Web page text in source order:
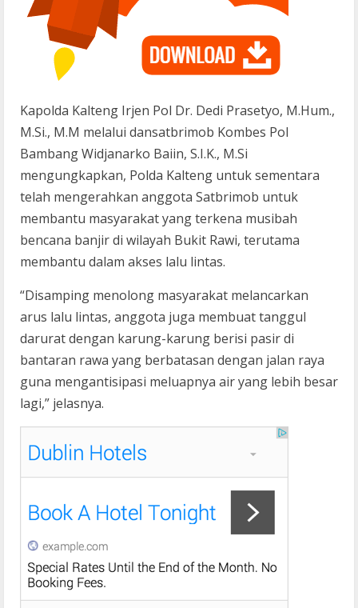
Kapolda Kalteng Irjen Pol Dr. Dedi Prasetyo, M.Hum.,
M.Si., M.M melalui dansatbrimob Kombes Pol
Bambang Widjanarko Baiin, S.I.K., M.Si
mengungkapkan, Polda Kalteng untuk sementara
telah mengerahkan anggota Satbrimob untuk
membantu masyarakat yang terkena musibah
bencana banjir di wilayah Bukit Rawi, terutama
membantu dalam akses lalu lintas.
“Disamping menolong masyarakat melancarkan
arus lalu lintas, anggota juga membuat tanggul
darurat dengan karung-karung berisi pasir di
bantaran rawa yang berbatasan dengan jalan raya
guna mengantisipasi meluapnya air yang lebih besar
lagi,” jelasnya.